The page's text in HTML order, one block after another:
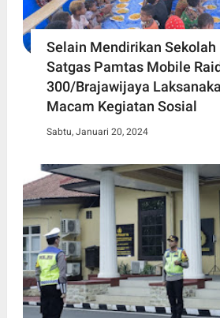
Selain Mendirikan Sekolah
Satgas Pamtas Mobile
300/Brajawijaya
Macam Kegiatan Sosial
Sabtu, Januari 20, 2024